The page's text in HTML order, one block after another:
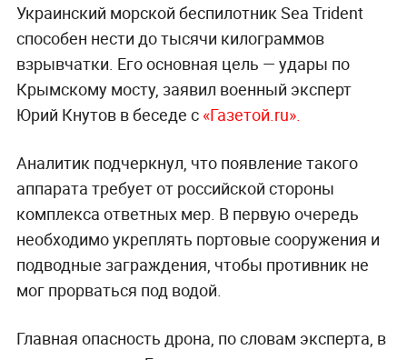
Украинский морской беспилотник Sea Trident
способен нести до тысячи килограммов
взрывчатки. Его основная цель — удары по
Крымскому мосту, заявил военный эксперт
Юрий Кнутов в беседе с «Газетой.ru».
Аналитик подчеркнул, что появление такого
аппарата требует от российской стороны
комплекса ответных мер. В первую очередь
необходимо укреплять портовые сооружения и
подводные заграждения, чтобы противник не
мог прорваться под водой.
Главная опасность дрона, по словам эксперта, в